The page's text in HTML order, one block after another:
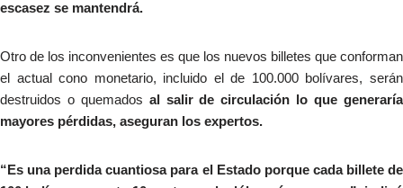
escasez se mantendrá.
Otro de los inconvenientes es que los nuevos billetes que conforman
el actual cono monetario, incluido el de 100.000 bolívares, serán
destruidos o quemados al salir de circulación lo que generaría
mayores pérdidas, aseguran los expertos.
“Es una perdida cuantiosa para el Estado porque cada billete de